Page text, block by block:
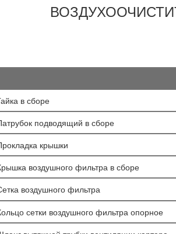
в сборе
подводящий в сборе
крышки
воздушного фильтра в сборе
воздушного фильтра
сетки воздушного фильтра опорное